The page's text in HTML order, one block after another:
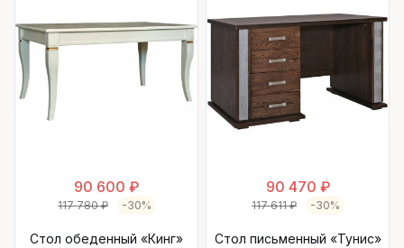
90 600 ₽
117 780 ₽ -30%
Стол обеденный «Кинг»
90 470 ₽
117 611 ₽ -30%
Стол письменный «Тунис»